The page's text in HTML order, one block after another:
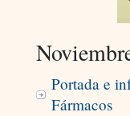
Portada e
Fármacos